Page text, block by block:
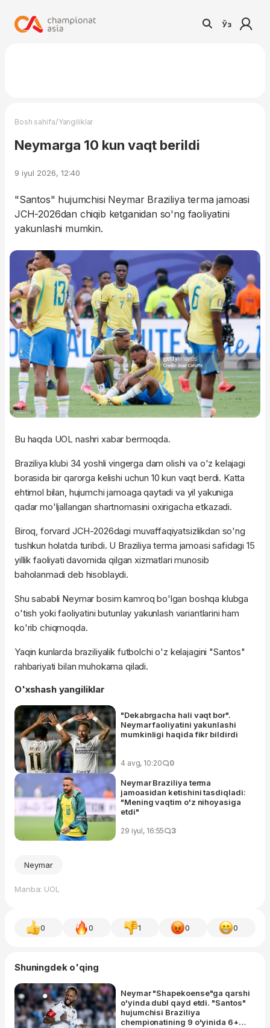
Ўз
Bosh sahifa/Yangiliklar
Neymarga 10 kun vaqt berildi
9 iyul 2026, 12:40
"Santos" hujumchisi Neymar Braziliya terma jamoasi
JCH-2026dan chiqib ketganidan so'ng faoliyatini
yakunlashi mumkin.
Bu haqda UOL nashri xabar bermoqda.
Braziliya klubi 34 yoshli vingerga dam olishi va o'z kelajagi
borasida bir qarorga kelishi uchun 10 kun vaqt berdi. Katta
ehtimol bilan, hujumchi jamoaga qaytadi va yil yakuniga
qadar mo'ljallangan shartnomasini oxirigacha etkazadi.
Biroq, forvard JCH-2026dagi muvaffaqiyatsizlikdan so'ng
tushkun holatda turibdi. U Braziliya terma jamoasi safidagi 15
yillik faoliyati davomida qilgan xizmatlari munosib
baholanmadi deb hisoblaydi.
Shu sababli Neymar bosim kamroq bo'lgan boshqa klubga
o'tish yoki faoliyatini butunlay yakunlash variantlarini ham
ko'rib chiqmoqda.
Yaqin kunlarda braziliyalik futbolchi o'z kelajagini "Santos"
rahbariyati bilan muhokama qiladi.
O'xshash yangiliklar
"Dekabrgacha hali vaqt bor".
Neymar faoliyatini yakunlashi
mumkinligi haqida fikr bildirdi
4 avg, 10:20 0
Neymar Braziliya terma
jamoasidan ketishini tasdiqladi:
"Mening vaqtim o'z nihoyasiga
etdi"
29 iyul, 16:55 3
Neymar
Manba: UOL
0 0 1 0 0
Shuningdek o'qing
Neymar "Shapekoense"ga qarshi
o'yinda dubl qayd etdi. "Santos"
hujumchisi Braziliya
chempionatining 9 o'yinida 6+2